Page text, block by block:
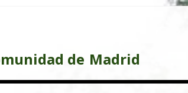
de Madrid